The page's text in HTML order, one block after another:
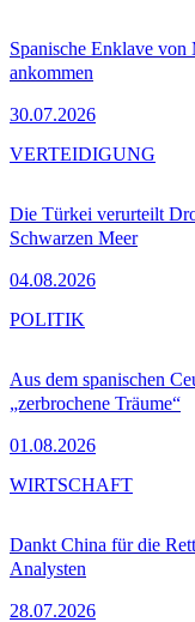
Spanische Enklave von
ankommen
30.07.2026
Die Türkei verurteilt
Schwarzen Meer
04.08.2026
VERTEIDIGUNG
Aus dem spanischen
„zerbrochene Träume“
01.08.2026
POLITIK
Dankt China für die
Analysten
28.07.2026
WIRTSCHAFT